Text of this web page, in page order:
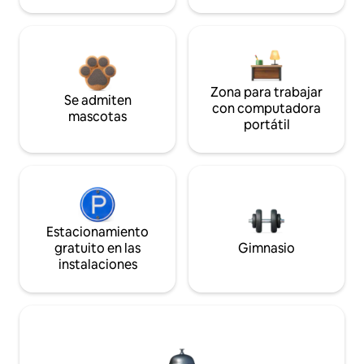
Se admiten
mascotas
Zona para trabajar
con computadora
portátil
Estacionamiento
gratuito en las
instalaciones
Gimnasio